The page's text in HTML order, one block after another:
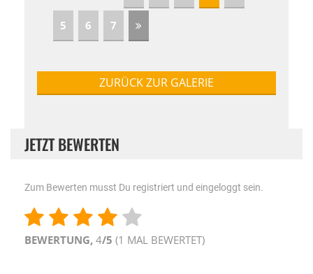
5 6 7
ZURÜCK ZUR GALERIE
JETZT BEWERTEN
Zum Bewerten musst Du registriert und eingeloggt sein.
BEWERTUNG, 4/5 (1 MAL BEWERTET)